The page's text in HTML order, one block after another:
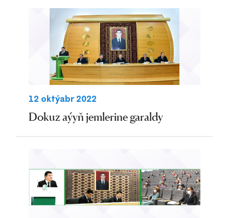
12 oktýabr 2022
Dokuz aýyň jemlerine garaldy